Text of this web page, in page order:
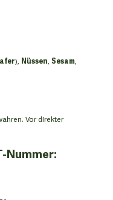
), Nüssen Sesam
Vor direkter
Nummer: